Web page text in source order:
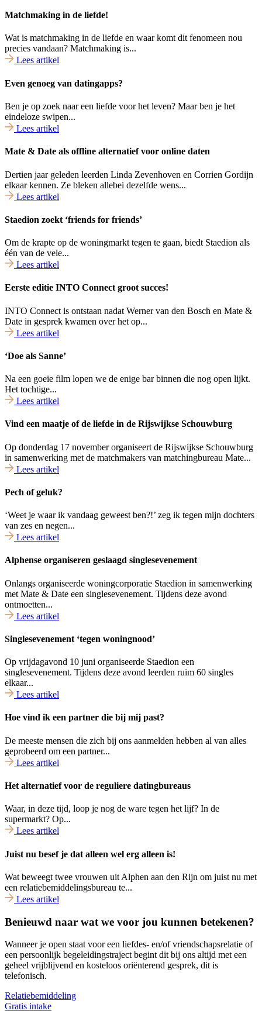
Matchmaking in de liefde!
Wat is matchmaking in de liefde en waar komt dit fenomeen nou
precies vandaan? Matchmaking is...
Lees artikel
Even genoeg van datingapps?
Ben je op zoek naar een liefde voor het leven? Maar ben je het
eindeloze swipen...
Lees artikel
Mate & Date als offline alternatief voor online daten
Dertien jaar geleden leerden Linda Zevenhoven en Corrien Gordijn
elkaar kennen. Ze bleken allebei dezelfde wens...
Lees artikel
Staedion zoekt ‘friends for friends’
Om de krapte op de woningmarkt tegen te gaan, biedt Staedion als
één van de vele...
Lees artikel
Eerste editie INTO Connect groot succes!
INTO Connect is ontstaan nadat Werner van den Bosch en Mate &
Date in gesprek kwamen over het op...
Lees artikel
‘Doe als Sanne’
Na een goeie film lopen we de enige bar binnen die nog open lijkt.
Het tochtige...
Lees artikel
Vind een maatje of de liefde in de Rijswijkse Schouwburg
Op donderdag 17 november organiseert de Rijswijkse Schouwburg
in samenwerking met de matchmakers van matchingbureau Mate...
Lees artikel
Pech of geluk?
‘Weet je waar ik vandaag geweest ben?!’ zeg ik tegen mijn dochters
van zes en negen...
Lees artikel
Alphense organiseren geslaagd singlesevenement
Onlangs organiseerde woningcorporatie Staedion in samenwerking
met Mate & Date een singlesevenement. Tijdens deze avond
ontmoetten...
Lees artikel
Singlesevenement ‘tegen woningnood’
Op vrijdagavond 10 juni organiseerde Staedion een
singlesevenement. Tijdens deze avond leerden ruim 60 singles
elkaar...
Lees artikel
Hoe vind ik een partner die bij mij past?
De meeste mensen die zich bij ons aanmelden hebben al van alles
geprobeerd om een partner...
Lees artikel
Het alternatief voor de reguliere datingbureaus
Waar, in deze tijd, loop je nog de ware tegen het lijf? In de
supermarkt? Op...
Lees artikel
Juist nu besef je dat alleen wel erg alleen is!
Wat beweegt twee vrouwen uit Alphen aan den Rijn om juist nu met
een relatiebemiddelingsbureau te...
Lees artikel
Benieuwd naar wat we voor jou kunnen betekenen?
Wanneer je open staat voor een liefdes- en/of vriendschapsrelatie of
een persoonlijk begeleidingstraject begint dit bij ons altijd met een
geheel vrijblijvend en kosteloos oriënterend gesprek, dit is
telefonisch.
Relatiebemiddeling
Gratis intake